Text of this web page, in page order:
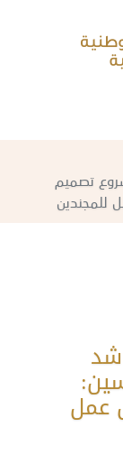
تصميم
للمجندين
عمل